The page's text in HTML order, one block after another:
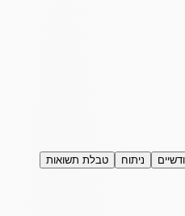
ניתוח טבלת תשואות